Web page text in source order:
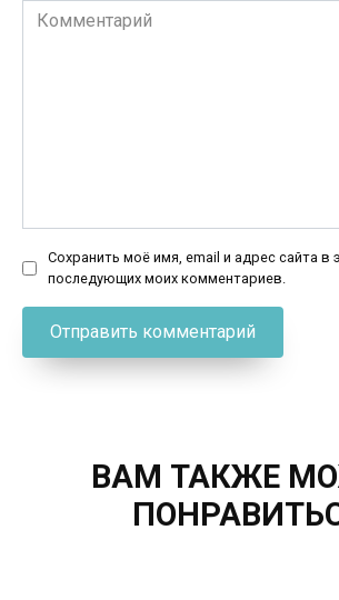
Комментарий
Сохранить моё имя, email и адрес сайта в
последующих моих комментариев.
ВАМ ТАКЖЕ